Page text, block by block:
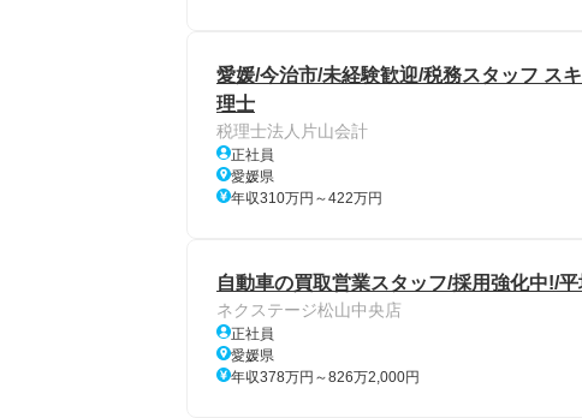
愛媛/今治市/未経験歓迎/税務スタッフ ス
理士
税理士法人片山会計
正社員
愛媛県
年収310万円～422万円
自動車の買取営業スタッフ/採用強化中!/
ネクステージ松山中央店
正社員
愛媛県
年収378万円～826万2,000円